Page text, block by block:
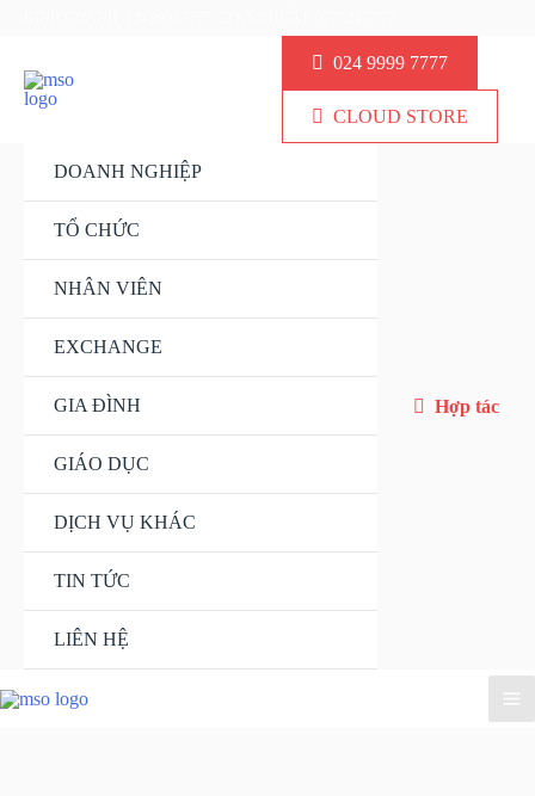
024 9999 7777
CLOUD STORE
DOANH NGHIỆP
TỔ CHỨC
NHÂN VIÊN
EXCHANGE
GIA ĐÌNH
GIÁO DỤC
DỊCH VỤ KHÁC
TIN TỨC
LIÊN HỆ
Hợp tác